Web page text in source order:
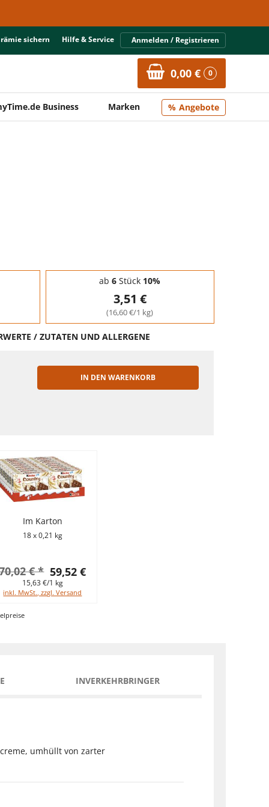
sichern Hilfe & Service Anmelden / Registrieren
0,00 € 0
Business Marken Angebote
ab 6 Stück 10%
3,51 €
(16,60 €/1 kg)
/ ZUTATEN UND ALLERGENE
IN DEN WARENKORB
Im Karton
18 x 0,21 kg
59,52 €
€ *
15,63 €/1 kg
inkl. MwSt., zzgl. Versand
INVERKEHRBRINGER
umhüllt von zarter